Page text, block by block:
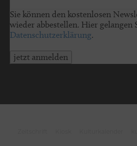
Sie können den kostenlosen
wieder abbestellen. Hier gelangen
Datenschutzerklärung.
jetzt anmelden